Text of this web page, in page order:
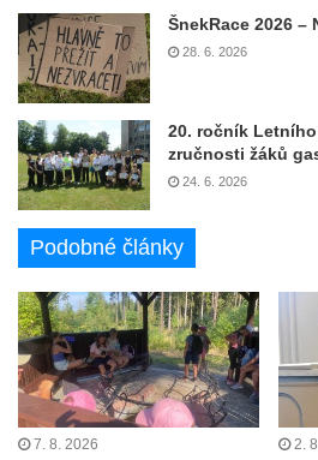
ŠnekRace 2026 –
28. 6. 2026
20. ročník
zručnosti žáků
24. 6. 2026
Podobné články
7. 8. 2026 2.